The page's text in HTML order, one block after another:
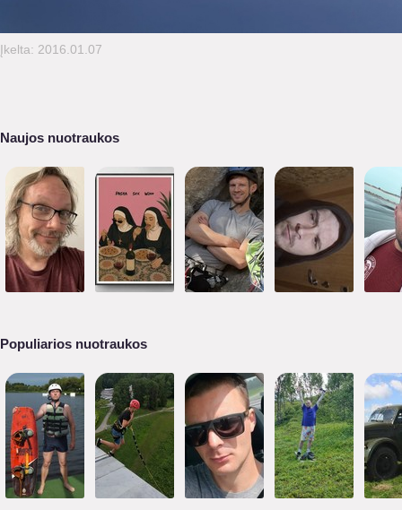
Įkelta: 2016.01.07
Naujos nuotraukos
Populiarios nuotraukos